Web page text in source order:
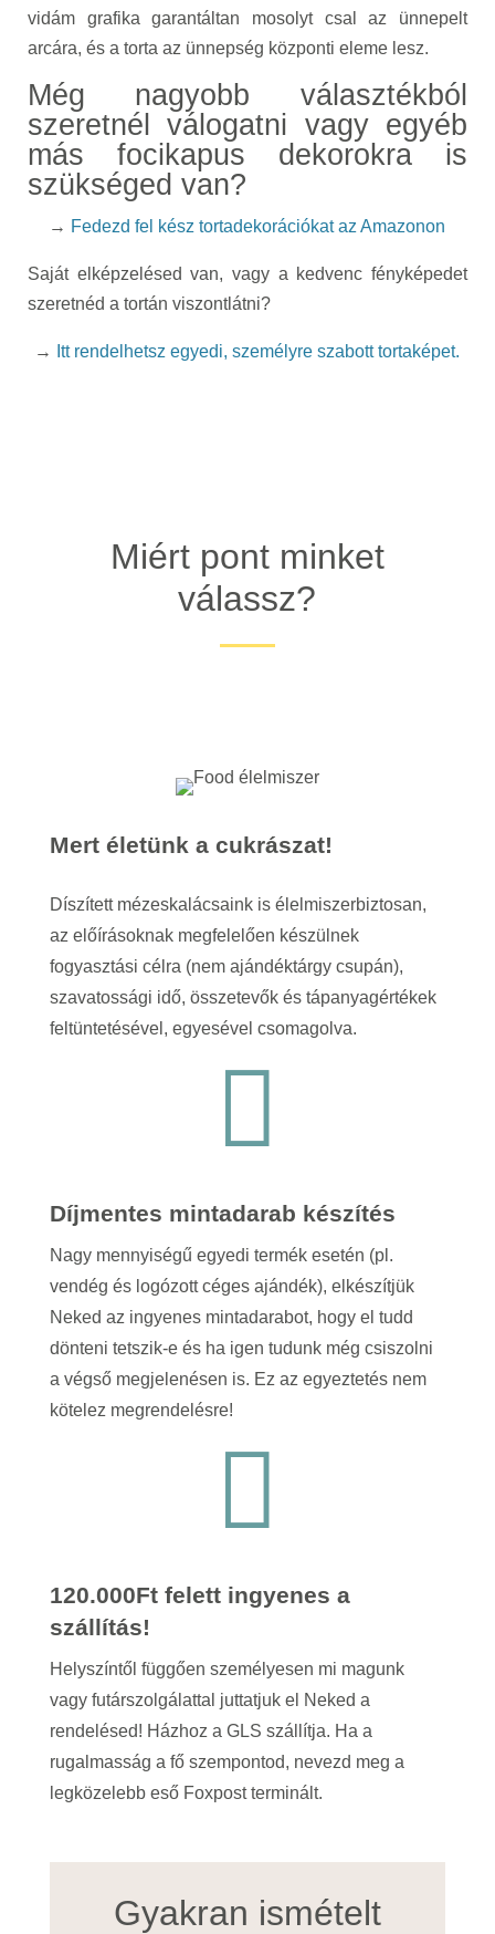
vidám grafika garantáltan mosolyt csal az ünnepelt
arcára, és a torta az ünnepség központi eleme lesz.
Még nagyobb választékból
szeretnél válogatni vagy egyéb
más focikapus dekorokra is
szükséged van?
→ Fedezd fel kész tortadekorációkat az Amazonon
Saját elképzelésed van, vagy a kedvenc fényképedet
szeretnéd a tortán viszontlátni?
→ Itt rendelhetsz egyedi, személyre szabott tortaképet.
Miért pont minket
válassz?
Mert életünk a cukrászat!
Díszített mézeskalácsaink is élelmiszerbiztosan,
az előírásoknak megfelelően készülnek
fogyasztási célra (nem ajándéktárgy csupán),
szavatossági idő, összetevők és tápanyagértékek
feltüntetésével, egyesével csomagolva.

Díjmentes mintadarab készítés
Nagy mennyiségű egyedi termék esetén (pl.
vendég és logózott céges ajándék), elkészítjük
Neked az ingyenes mintadarabot, hogy el tudd
dönteni tetszik-e és ha igen tudunk még csiszolni
a végső megjelenésen is. Ez az egyeztetés nem
kötelez megrendelésre!

120.000Ft felett ingyenes a
szállítás!
Helyszíntől függően személyesen mi magunk
vagy futárszolgálattal juttatjuk el Neked a
rendelésed! Házhoz a GLS szállítja. Ha a
rugalmasság a fő szempontod, nevezd meg a
legközelebb eső Foxpost terminált.
Gyakran ismételt